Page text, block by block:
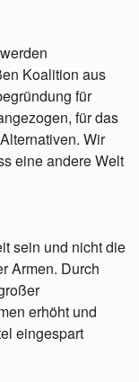
Koalition aus
für
für das
Wir
eine andere Welt
sein und nicht die
Armen. Durch
erhöht und
eingespart